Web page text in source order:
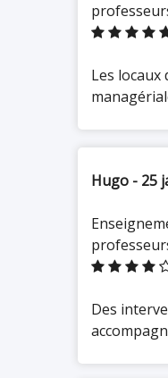
collines.
Chiffres
Plus de
dans la
Un
30+
Untaux
Des
Les
Hugo - 25
Des